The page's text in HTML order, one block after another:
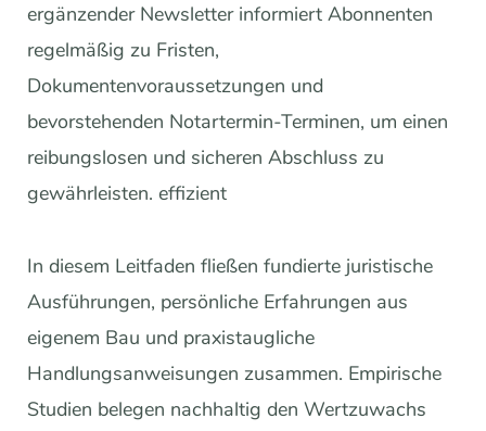
ergänzender Newsletter informiert Abonnenten
regelmäßig zu Fristen,
Dokumentenvoraussetzungen und
bevorstehenden Notartermin-Terminen, um einen
reibungslosen und sicheren Abschluss zu
gewährleisten. effizient
In diesem Leitfaden fließen fundierte juristische
Ausführungen, persönliche Erfahrungen aus
eigenem Bau und praxistaugliche
Handlungsanweisungen zusammen. Empirische
Studien belegen nachhaltig den Wertzuwachs